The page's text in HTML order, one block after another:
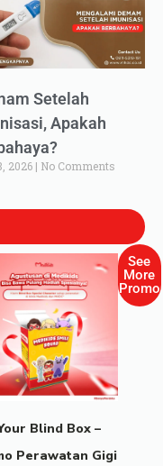
Setelah
Apakah
2026 No Comments
Blind Box –
Perawatan Gigi
See
More
Promo